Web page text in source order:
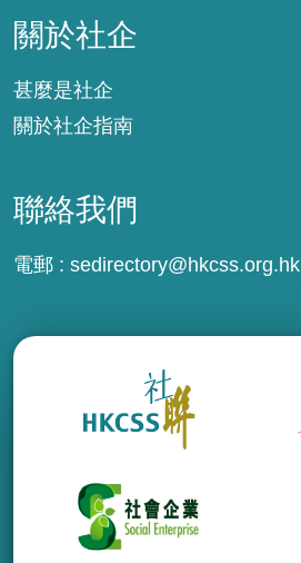
關於社企
甚麼是社企
關於社企指南
聯絡我們
電郵 : sedirectory@hkcss.org.hk